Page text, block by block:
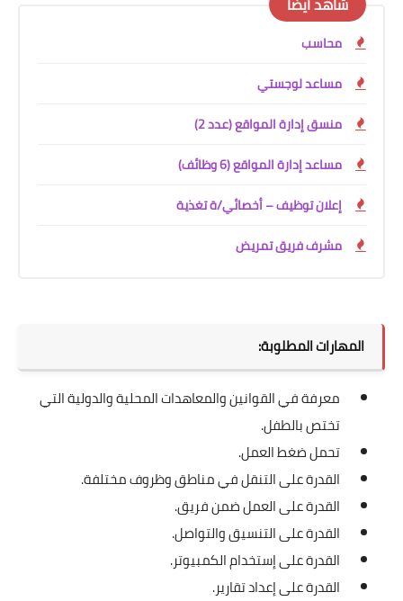
محاسب
مساعد لوجستي
منسق إدارة المواقع (عدد 2)
مساعد إدارة المواقع (6 وظائف)
إعلان توظيف – أخصائي/ة تغذية
مشرف فريق تمريض
المهارات المطلوبة:
معرفة في القوانين والمعاهدات المحلية والدولية التي
تختص بالطفل.
تحمل ضغط العمل.
القدرة على التنقل في مناطق وظروف مختلفة.
القدرة على العمل ضمن فريق.
القدرة على التنسيق والتواصل.
القدرة على إستخدام الكمبيوتر.
القدرة على إعداد تقارير.